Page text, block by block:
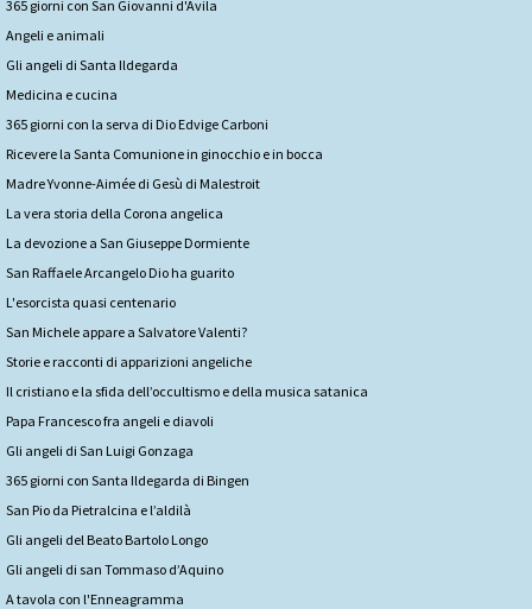
365 giorni con San Giovanni d'Avila
Angeli e animali
Gli angeli di Santa Ildegarda
Medicina e cucina
365 giorni con la serva di Dio Edvige Carboni
Ricevere la Santa Comunione in ginocchio e in bocca
Madre Yvonne-Aimée di Gesù di Malestroit
La vera storia della Corona angelica
La devozione a San Giuseppe Dormiente
San Raffaele Arcangelo Dio ha guarito
L'esorcista quasi centenario
San Michele appare a Salvatore Valenti?
Storie e racconti di apparizioni angeliche
Il cristiano e la sfida dell’occultismo e della musica satanica
Papa Francesco fra angeli e diavoli
Gli angeli di San Luigi Gonzaga
365 giorni con Santa Ildegarda di Bingen
San Pio da Pietralcina e l’aldilà
Gli angeli del Beato Bartolo Longo
Gli angeli di san Tommaso d’Aquino
A tavola con l'Enneagramma